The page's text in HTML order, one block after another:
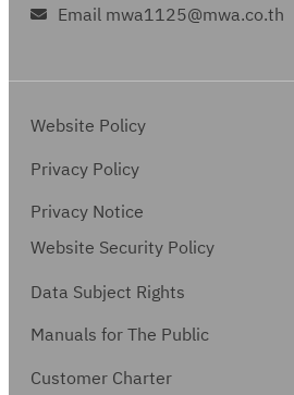
Email mwa1125@mwa.co.th
Website Policy
Privacy Policy
Privacy Notice
Website Security Policy
Data Subject Rights
Manuals for The Public
Customer Charter